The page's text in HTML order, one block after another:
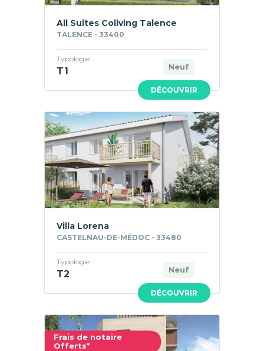
DÉCOUVRIR
All Suites Coliving Talence
TALENCE - 33400
Neuf
Typologie
T1
DÉCOUVRIR
Villa Lorena
CASTELNAU-DE-MÉDOC - 33480
Neuf
Typologie
T2
Frais de notaire
Offerts*